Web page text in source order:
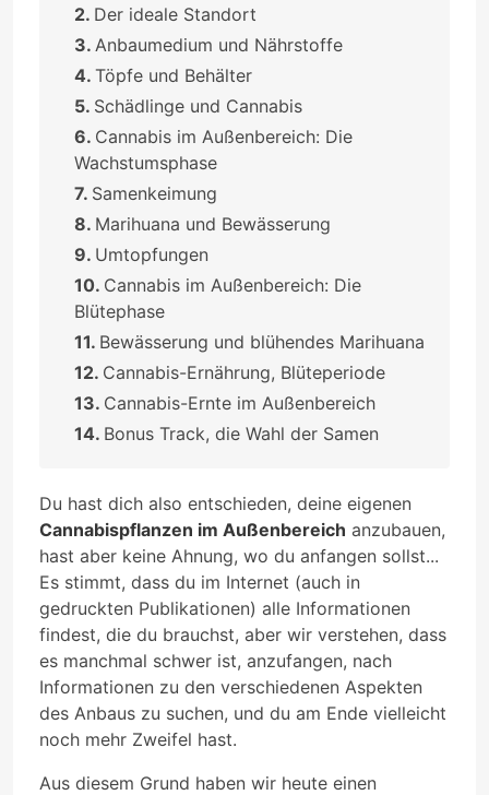
Der ideale Standort
Anbaumedium und Nährstoffe
Töpfe und Behälter
Schädlinge und Cannabis
Cannabis im Außenbereich: Die
Wachstumsphase
Samenkeimung
Marihuana und Bewässerung
Umtopfungen
Cannabis im Außenbereich: Die
Blütephase
Bewässerung und blühendes Marihuana
Cannabis-Ernährung, Blüteperiode
Cannabis-Ernte im Außenbereich
Bonus Track, die Wahl der Samen
Du hast dich also entschieden, deine eigenen
Cannabispflanzen im Außenbereich anzubauen,
hast aber keine Ahnung, wo du anfangen sollst...
Es stimmt, dass du im Internet (auch in
gedruckten Publikationen) alle Informationen
findest, die du brauchst, aber wir verstehen, dass
es manchmal schwer ist, anzufangen, nach
Informationen zu den verschiedenen Aspekten
des Anbaus zu suchen, und du am Ende vielleicht
noch mehr Zweifel hast.
Aus diesem Grund haben wir heute einen